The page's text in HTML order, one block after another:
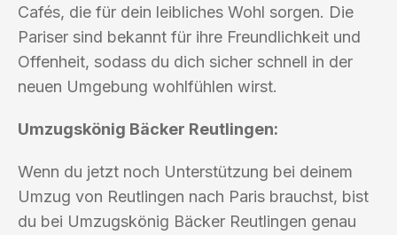
Cafés, die für dein leibliches Wohl sorgen. Die
Pariser sind bekannt für ihre Freundlichkeit und
Offenheit, sodass du dich sicher schnell in der
neuen Umgebung wohlfühlen wirst.
Umzugskönig Bäcker Reutlingen:
Wenn du jetzt noch Unterstützung bei deinem
Umzug von Reutlingen nach Paris brauchst, bist
du bei Umzugskönig Bäcker Reutlingen genau